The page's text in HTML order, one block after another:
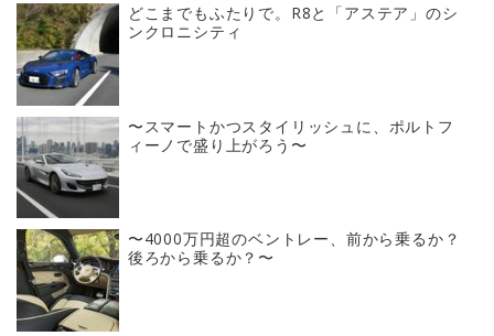
どこまでもふたりで。R8と「アステア」のシ
ンクロニシティ
〜スマートかつスタイリッシュに、ポルトフ
ィーノで盛り上がろう〜
〜4000万円超のベントレー、前から乗るか？
後ろから乗るか？〜